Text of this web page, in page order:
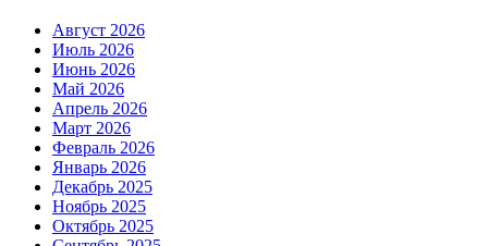
Август 2026
Июль 2026
Июнь 2026
Май 2026
Апрель 2026
Март 2026
Февраль 2026
Январь 2026
Декабрь 2025
Ноябрь 2025
Октябрь 2025